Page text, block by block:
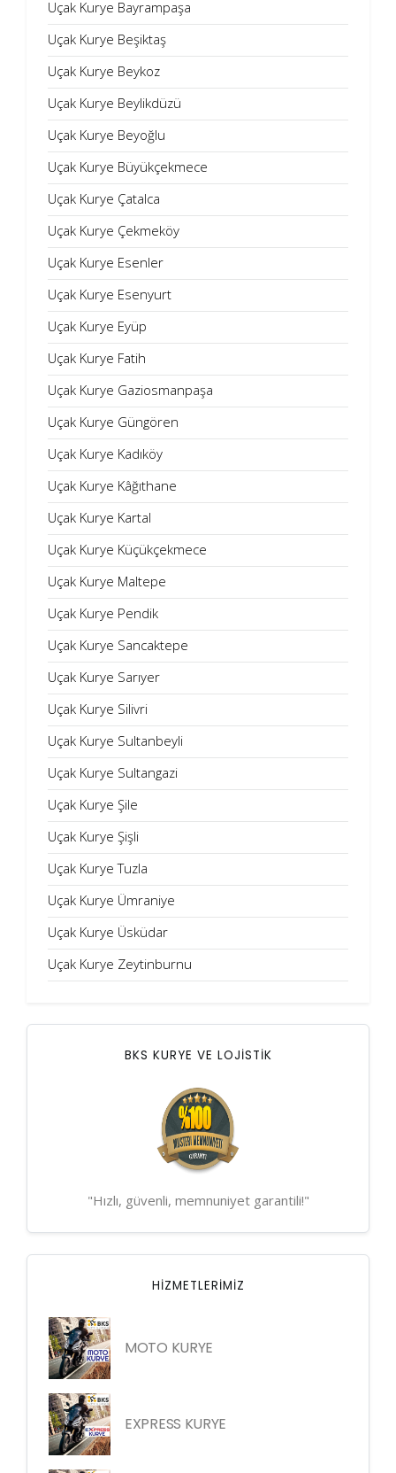
Uçak Kurye Bayrampaşa
Uçak Kurye Beşiktaş
Uçak Kurye Beykoz
Uçak Kurye Beylikdüzü
Uçak Kurye Beyoğlu
Uçak Kurye Büyükçekmece
Uçak Kurye Çatalca
Uçak Kurye Çekmeköy
Uçak Kurye Esenler
Uçak Kurye Esenyurt
Uçak Kurye Eyüp
Uçak Kurye Fatih
Uçak Kurye Gaziosmanpaşa
Uçak Kurye Güngören
Uçak Kurye Kadıköy
Uçak Kurye Kâğıthane
Uçak Kurye Kartal
Uçak Kurye Küçükçekmece
Uçak Kurye Maltepe
Uçak Kurye Pendik
Uçak Kurye Sancaktepe
Uçak Kurye Sarıyer
Uçak Kurye Silivri
Uçak Kurye Sultanbeyli
Uçak Kurye Sultangazi
Uçak Kurye Şile
Uçak Kurye Şişli
Uçak Kurye Tuzla
Uçak Kurye Ümraniye
Uçak Kurye Üsküdar
Uçak Kurye Zeytinburnu
BKS KURYE VE LOJİSTİK
"Hızlı, güvenli, memnuniyet garantili!"
HIZMETLERIMIZ
MOTO KURYE
EXPRESS KURYE